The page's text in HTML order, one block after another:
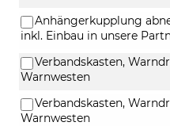
Anhängerkupplung
inkl. Einbau in unsere
Verbandskasten,
Warnwesten
Verbandskasten,
Warnwesten